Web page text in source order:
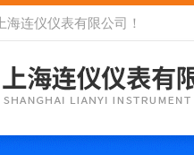
上海连仪仪表有限公司 ！